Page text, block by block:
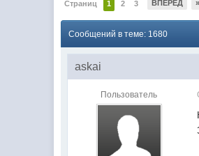
Страниц 1 2 3 ВПЕРЕД »
Сообщений в теме: 1680
askai
Пользователь